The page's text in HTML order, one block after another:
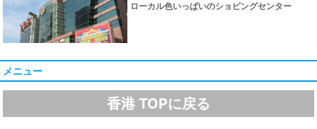
ローカル色いっぱいのショピングセンター
メニュー
香港 TOPに戻る